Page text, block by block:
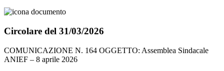
Circolare del 31/03/2026
COMUNICAZIONE N. 164 OGGETTO: Assemblea Sindacale
ANIEF – 8 aprile 2026